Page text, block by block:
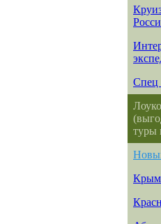
Спец
туры
Крым